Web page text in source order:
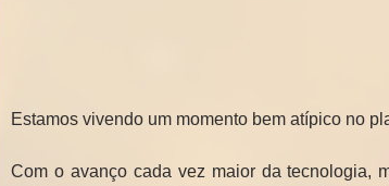
Estamos vivendo um momento bem atípico no
Com o avanço cada vez maior da tecnologia,